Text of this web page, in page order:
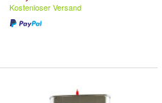
Kostenloser Versand